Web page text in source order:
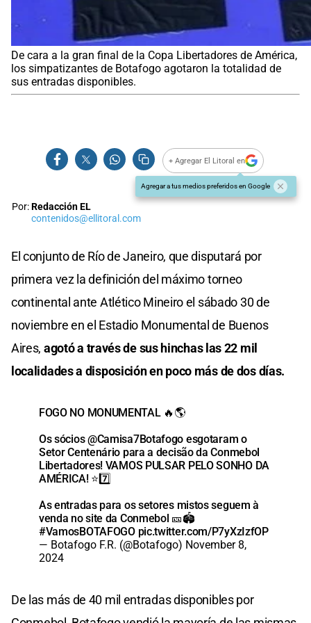
De cara a la gran final de la Copa Libertadores de América,
los simpatizantes de Botafogo agotaron la totalidad de
sus entradas disponibles.
+ Agregar El Litoral en
Agregar a tus medios preferidos en Google
Por:Redacción EL
contenidos@ellitoral.com
El conjunto de Río de Janeiro, que disputará por
primera vez la definición del máximo torneo
continental ante Atlético Mineiro el sábado 30 de
noviembre en el Estadio Monumental de Buenos
Aires, agotó a través de sus hinchas las 22 mil
localidades a disposición en poco más de dos días.
FOGO NO MONUMENTAL 🔥🌎
Os sócios@Camisa7Botafogo esgotaram o
Setor Centenário para a decisão da Conmebol
Libertadores! VAMOS PULSAR PELO SONHO DA
AMÉRICA! ⭐️7️⃣
As entradas para os setores mistos seguem à
venda no site da Conmebol 🎫🏟️
#VamosBOTAFOGO pic.twitter.com/P7yXzIzfOP
— Botafogo F.R. (@Botafogo) November 8,
2024
De las más de 40 mil entradas disponibles por